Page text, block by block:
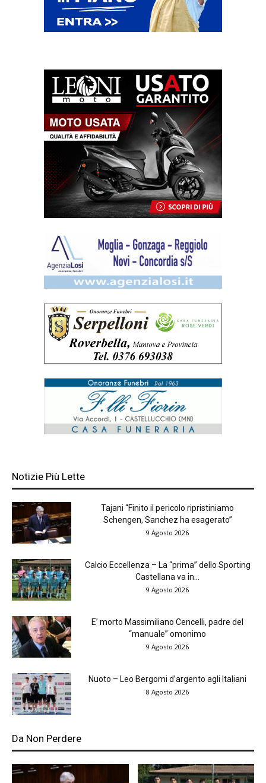
Notizie Più Lette
Tajani “Finito il pericolo ripristiniamo
Schengen, Sanchez ha esagerato”
9 Agosto 2026
Calcio Eccellenza – La “prima” dello Sporting
Castellana va in...
9 Agosto 2026
E’ morto Massimiliano Cencelli, padre del
“manuale” omonimo
9 Agosto 2026
Nuoto – Leo Bergomi d’argento agli Italiani
8 Agosto 2026
Da Non Perdere